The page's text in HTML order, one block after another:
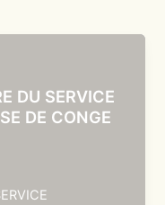
DU SERVICE
DE CONGE